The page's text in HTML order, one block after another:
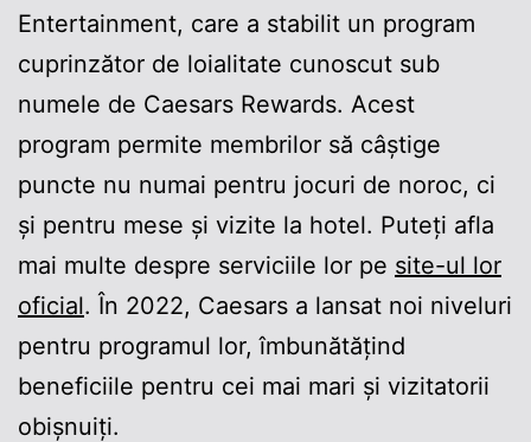
Entertainment, care a stabilit un program
cuprinzător de loialitate cunoscut sub
numele de Caesars Rewards. Acest
program permite membrilor să câștige
puncte nu numai pentru jocuri de noroc, ci
și pentru mese și vizite la hotel. Puteți afla
mai multe despre serviciile lor pe site-ul lor
oficial. În 2022, Caesars a lansat noi niveluri
pentru programul lor, îmbunătățind
beneficiile pentru cei mai mari și vizitatorii
obișnuiți.